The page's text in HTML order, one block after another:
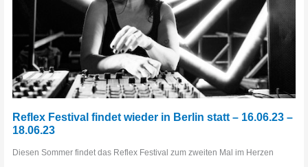
Reflex Festival findet wieder in Berlin statt – 16.06.23 –
18.06.23
Diesen Sommer findet das Reflex Festival zum zweiten Mal im Herzen